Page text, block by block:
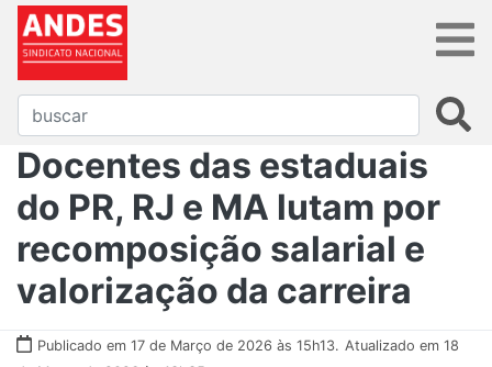
Docentes das estaduais
do PR, RJ e MA lutam por
recomposição salarial e
valorização da carreira
Publicado em 17 de Março de 2026 às 15h13. Atualizado em 18